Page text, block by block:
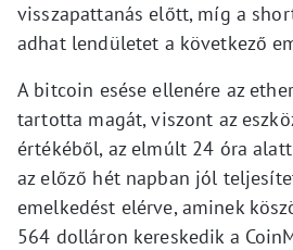
visszapattanás előtt, míg a
adhat lendületet a következő
A bitcoin esése ellenére az
tartotta magát, viszont az
értékéből, az elmúlt 24 óra
az előző hét napban jól
emelkedést elérve, aminek
564 dolláron kereskedik a